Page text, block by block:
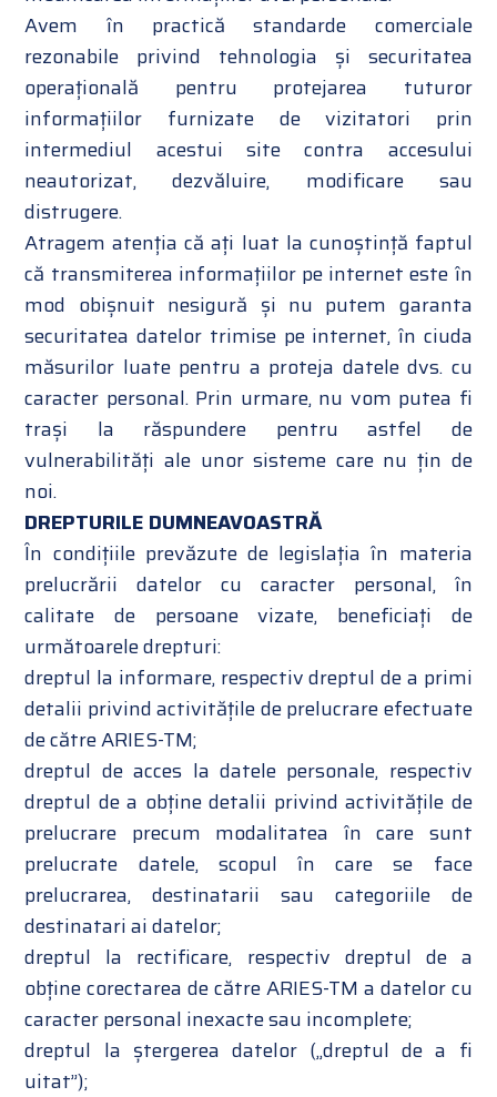
Avem în practică standarde comerciale
rezonabile privind tehnologia și securitatea
operațională pentru protejarea tuturor
informațiilor furnizate de vizitatori prin
intermediul acestui site contra accesului
neautorizat, dezvăluire, modificare sau
distrugere.
Atragem atenția că ați luat la cunoștință faptul
că transmiterea informațiilor pe internet este în
mod obișnuit nesigură și nu putem garanta
securitatea datelor trimise pe internet, în ciuda
măsurilor luate pentru a proteja datele dvs. cu
caracter personal. Prin urmare, nu vom putea fi
trași la răspundere pentru astfel de
vulnerabilități ale unor sisteme care nu țin de
noi.
DREPTURILE DUMNEAVOASTRĂ
În condițiile prevăzute de legislația în materia
prelucrării datelor cu caracter personal, în
calitate de persoane vizate, beneficiați de
următoarele drepturi:
dreptul la informare, respectiv dreptul de a primi
detalii privind activitățile de prelucrare efectuate
de către ARIES-TM;
dreptul de acces la datele personale, respectiv
dreptul de a obține detalii privind activitățile de
prelucrare precum modalitatea în care sunt
prelucrate datele, scopul în care se face
prelucrarea, destinatarii sau categoriile de
destinatari ai datelor;
dreptul la rectificare, respectiv dreptul de a
obține corectarea de către ARIES-TM a datelor cu
caracter personal inexacte sau incomplete;
dreptul la ștergerea datelor („dreptul de a fi
uitat”);